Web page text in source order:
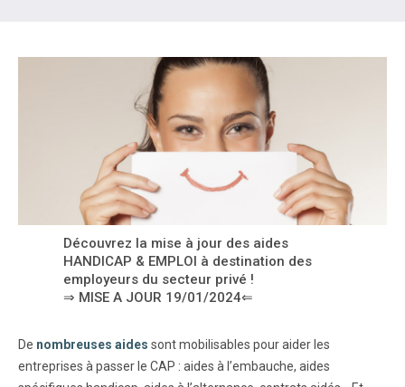
Découvrez la mise à jour des aides
HANDICAP & EMPLOI à destination des
employeurs du secteur privé !
⇒ MISE A JOUR 19/01/2024⇐
De nombreuses aides sont mobilisables pour aider les
entreprises à passer le CAP : aides à l’embauche, aides